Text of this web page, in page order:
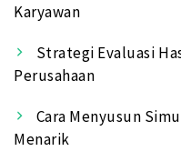
Karyawan
Strategi Evaluasi
Perusahaan
Cara Menyusun
Menarik